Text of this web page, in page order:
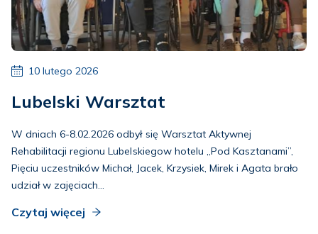
10 lutego 2026
Lubelski Warsztat
W dniach 6-8.02.2026 odbył się Warsztat Aktywnej
Rehabilitacji regionu Lubelskiegow hotelu „Pod Kasztanami”,
Pięciu uczestników Michał, Jacek, Krzysiek, Mirek i Agata brało
udział w zajęciach...
Czytaj więcej